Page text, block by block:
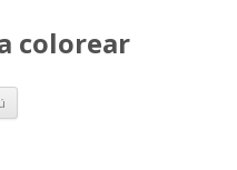
colorear
Saltar
contenido